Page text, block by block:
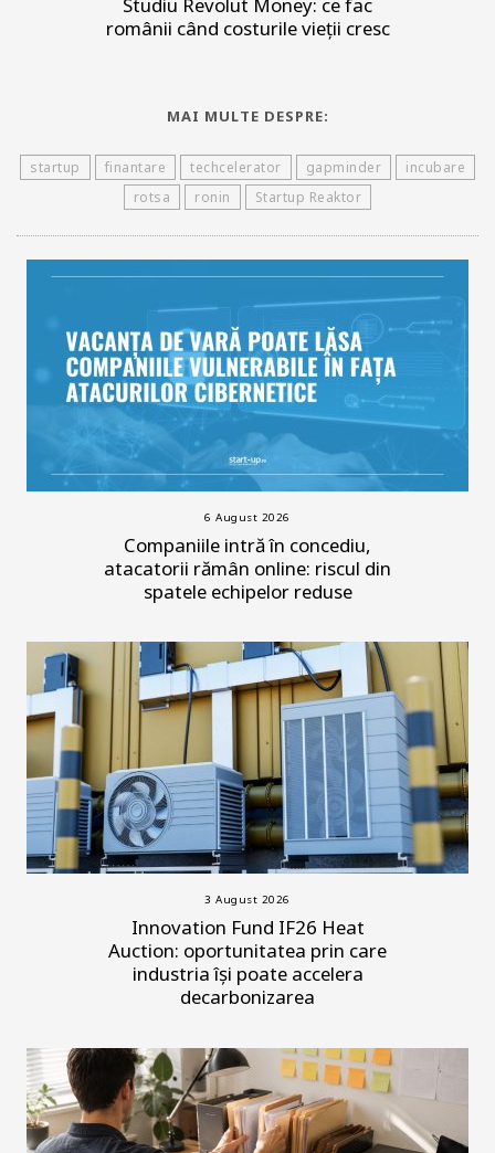
românii când costurile vieții cresc
MAI MULTE DESPRE:
startup finantare techcelerator gapminder
incubare
rotsa
ronin Startup Reaktor
6 August 2026
Companiile intră în concediu,
atacatorii rămân online: riscul din
spatele echipelor reduse
3 August 2026
Innovation Fund IF26 Heat
Auction: oportunitatea prin care
industria își poate accelera
decarbonizarea